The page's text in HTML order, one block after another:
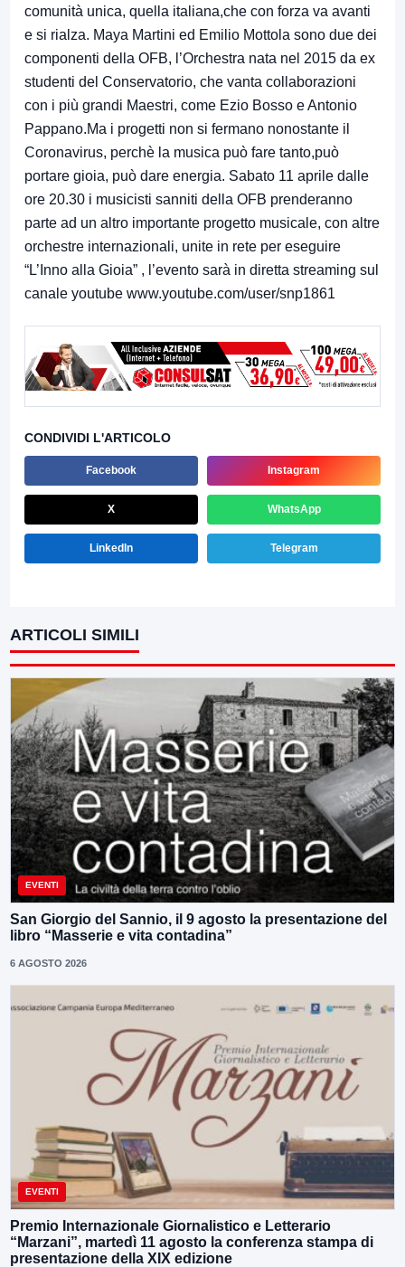
comunità unica, quella italiana,che con forza va avanti
e si rialza. Maya Martini ed Emilio Mottola sono due dei
componenti della OFB, l’Orchestra nata nel 2015 da ex
studenti del Conservatorio, che vanta collaborazioni
con i più grandi Maestri, come Ezio Bosso e Antonio
Pappano.Ma i progetti non si fermano nonostante il
Coronavirus, perchè la musica può fare tanto,può
portare gioia, può dare energia. Sabato 11 aprile dalle
ore 20.30 i musicisti sanniti della OFB prenderanno
parte ad un altro importante progetto musicale, con altre
orchestre internazionali, unite in rete per eseguire
“L’Inno alla Gioia” , l’evento sarà in diretta streaming sul
canale youtube www.youtube.com/user/snp1861
CONDIVIDI L'ARTICOLO
Facebook Instagram
X WhatsApp
LinkedIn Telegram
ARTICOLI SIMILI
EVENTI
San Giorgio del Sannio, il 9 agosto la presentazione del
libro “Masserie e vita contadina”
6 AGOSTO 2026
EVENTI
Premio Internazionale Giornalistico e Letterario
“Marzani”, martedì 11 agosto la conferenza stampa di
presentazione della XIX edizione